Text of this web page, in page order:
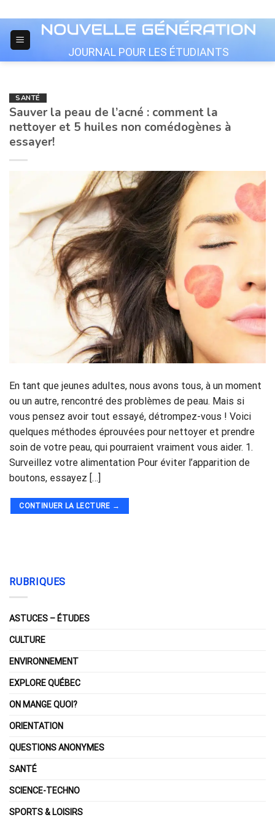
to
content
JOURNAL POUR LES ÉTUDIANTS
SANTÉ
Sauver la peau de l’acné : comment la
nettoyer et 5 huiles non comédogènes à
essayer!
En tant que jeunes adultes, nous avons tous, à un moment
ou un autre, rencontré des problèmes de peau. Mais si
vous pensez avoir tout essayé, détrompez-vous ! Voici
quelques méthodes éprouvées pour nettoyer et prendre
soin de votre peau, qui pourraient vraiment vous aider. 1.
Surveillez votre alimentation Pour éviter l’apparition de
boutons, essayez […]
CONTINUER LA LECTURE →
RUBRIQUES
ASTUCES – ÉTUDES
CULTURE
ENVIRONNEMENT
EXPLORE QUÉBEC
ON MANGE QUOI?
ORIENTATION
QUESTIONS ANONYMES
SANTÉ
SCIENCE-TECHNO
SPORTS & LOISIRS